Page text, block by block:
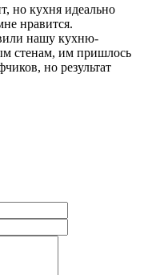
но кухня идеально
нравится.
нашу кухню-
стенам, им пришлось
но результат